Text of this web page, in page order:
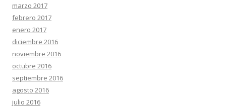
marzo 2017
febrero 2017
enero 2017
diciembre 2016
noviembre 2016
octubre 2016
septiembre 2016
agosto 2016
julio 2016